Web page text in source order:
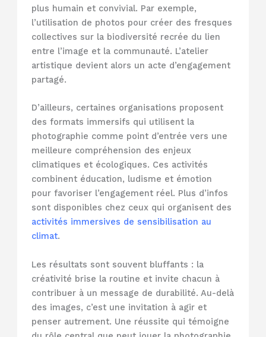
plus humain et convivial. Par exemple,
l’utilisation de photos pour créer des fresques
collectives sur la biodiversité recrée du lien
entre l’image et la communauté. L’atelier
artistique devient alors un acte d’engagement
partagé.
D’ailleurs, certaines organisations proposent
des formats immersifs qui utilisent la
photographie comme point d’entrée vers une
meilleure compréhension des enjeux
climatiques et écologiques. Ces activités
combinent éducation, ludisme et émotion
pour favoriser l’engagement réel. Plus d’infos
sont disponibles chez ceux qui organisent des
activités immersives de sensibilisation au
climat.
Les résultats sont souvent bluffants : la
créativité brise la routine et invite chacun à
contribuer à un message de durabilité. Au-delà
des images, c’est une invitation à agir et
penser autrement. Une réussite qui témoigne